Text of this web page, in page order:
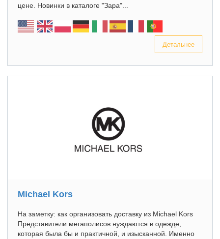
цене. Новинки в каталоге "Зара"...
Детальнее
Michael Kors
На заметку: как организовать доставку из Michael Kors
Представители мегаполисов нуждаются в одежде,
которая была бы и практичной, и изысканной. Именно